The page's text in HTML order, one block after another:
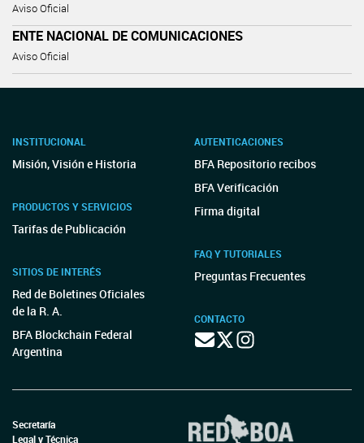
Aviso Oficial
ENTE NACIONAL DE COMUNICACIONES
Aviso Oficial
INSTITUCIONAL
Misión, Visión e Historia
PRODUCTOS Y SERVICIOS
Tarifas de Publicación
SITIOS DE INTERÉS
Red de Boletines Oficiales
de la R. A.
BFA Blockchain Federal
Argentina
AUTENTICACIONES
BFA Repositorio recibos
BFA Verificación
Firma digital
FAQ Y TUTORIALES
Preguntas Frecuentes
CONTACTO
Secretaría
Legal y Técnica